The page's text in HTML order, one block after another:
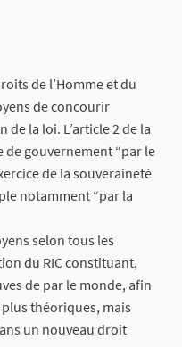
de l’Homme et du
de concourir
la loi. L’article 2 de la
gouvernement “par le
de la souveraineté
notamment “par la
selon tous les
du RIC constituant,
de par le monde, afin
théoriques, mais
un nouveau droit